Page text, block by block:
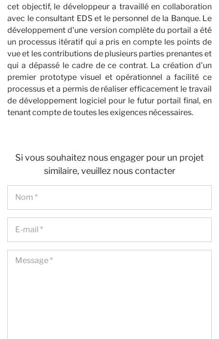
cet objectif, le développeur a travaillé en collaboration
avec le consultant EDS et le personnel de la Banque. Le
développement d'une version complète du portail a été
un processus itératif qui a pris en compte les points de
vue et les contributions de plusieurs parties prenantes et
qui a dépassé le cadre de ce contrat. La création d'un
premier prototype visuel et opérationnel a facilité ce
processus et a permis de réaliser efficacement le travail
de développement logiciel pour le futur portail final, en
tenant compte de toutes les exigences nécessaires.
Si vous souhaitez nous engager pour un projet
similaire, veuillez nous contacter